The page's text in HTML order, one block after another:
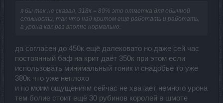
я бы так не сказал, 318к = 80% это отметка для обычной
сложности, так что над критом еще работать и работать,
а урона как раз вполне нормально.
да согласен до 450к ещё далековато но даже сей час
постоянный баф на крит даёт 350к при этом если
использовать минимальный тоник и снадобье то уже
380к что уже неплохо
и по моим ощущениям сейчас не хватает немного урона
тем болие стоит ещё 30 рубинов королей в шмоте